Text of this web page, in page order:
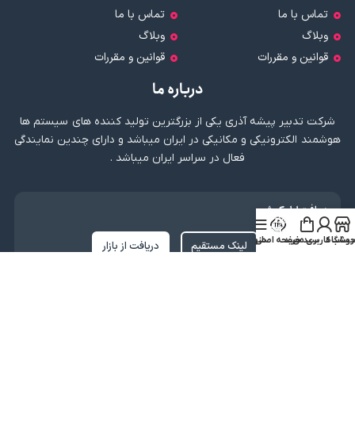
تماس با ما
وبلاگ
قوانین و مقررات
تماس با ما
وبلاگ
قوانین و مقررات
درباره ما
شرکت تدبیر پیشه آذری یکی از بزرگترین تولید کننده های سیستم ها
هوشمند الکترونیکی و مکانیکی در ایران میباشد و دارای چندین نمایندگی
فعال در سراسر ایران میباشد .
دریافت اپلیکیشن
لینک مستقیم دریافت از بازار حساب کاربری من
سبد خریدصفحه اصلی
منو